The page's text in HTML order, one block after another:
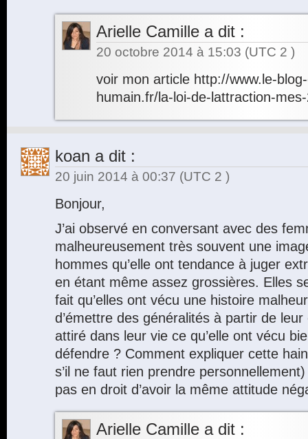
Arielle Camille a dit :
20 octobre 2014 à 15:03 (UTC 2 )
voir mon article http://www.le-
humain.fr/la-loi-de-lattraction-
koan a dit :
20 juin 2014 à 00:37 (UTC 2 )
Bonjour,
J’ai observé en conversant avec des
malheureusement très souvent une
hommes qu’elle ont tendance à juger
en étant même assez grossières. Elles
fait qu’elles ont vécu une histoire
d’émettre des généralités à partir de
attiré dans leur vie ce qu’elle ont vécu
défendre ? Comment expliquer cette
s’il ne faut rien prendre
pas en droit d’avoir la même attitude
Arielle Camille a dit :